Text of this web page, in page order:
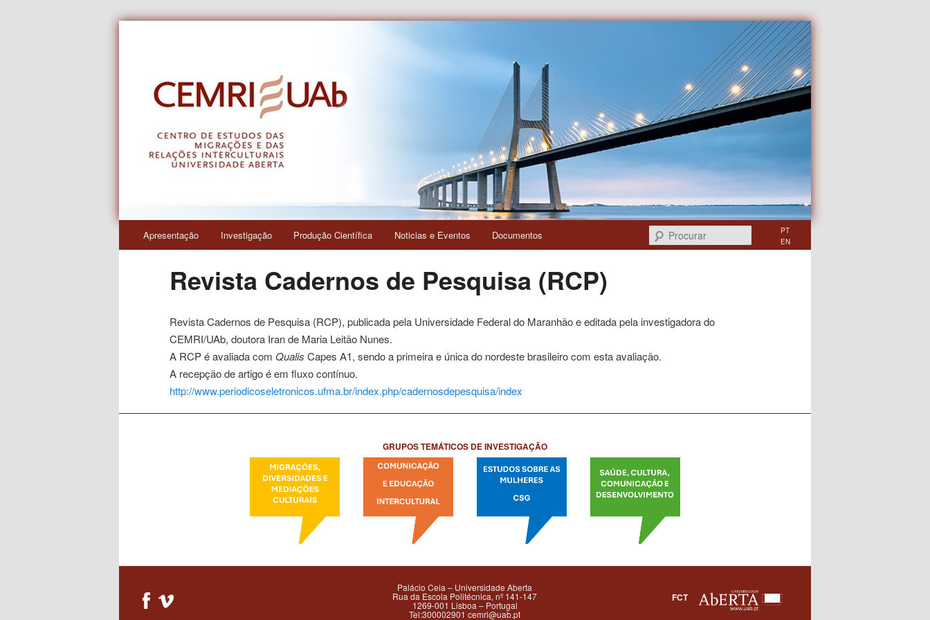
principal
Saltar
para
conteúdo
primário
Apresentação Investigação Produção Científica Noticias e Eventos Documentos Procurar
PT
EN
Revista Cadernos de Pesquisa (RCP)
Revista Cadernos de Pesquisa (RCP), publicada pela Universidade Federal do Maranhão e editada pela investigadora do
CEMRI/UAb, doutora Iran de Maria Leitão Nunes.
A RCP é avaliada com QualisCapes A1, sendo a primeira e única do nordeste brasileiro com esta avaliação.
A recepção de artigo é em fluxo contínuo.
http://www.periodicoseletronicos.ufma.br/index.php/cadernosdepesquisa/index
GRUPOS TEMÁTICOS DE INVESTIGAÇÃO
Palácio Ceia – Universidade Aberta
Rua da Escola Politécnica, nº 141-147
1269-001 Lisboa – Portugal
Tel:300002901 cemri@uab.pt
FCT